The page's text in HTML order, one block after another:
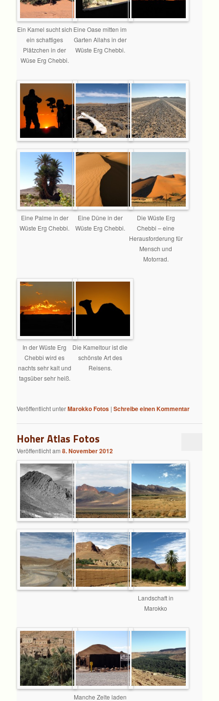
Ein Kamel sucht sich
ein schattiges
Plätzchen in der
Wüse Erg Chebbi.
Eine Oase mitten im
Garten Allahs in der
Wüste Erg Chebbi.
Eine Palme in der
Wüste Erg Chebbi.
Eine Düne in der
Wüste Erg Chebbi.
Die Wüste Erg
Chebbi – eine
Herausforderung für
Mensch und
Motorrad.
In der Wüste Erg
Chebbi wird es
nachts sehr kalt und
tagsüber sehr heiß.
Die Kameltour ist die
schönste Art des
Reisens.
Veröffentlicht unterMarokko Fotos |Schreibe einen Kommentar
Hoher Atlas Fotos
Veröffentlicht am8. November 2012
Landschaft in
Marokko
Manche Zelte laden